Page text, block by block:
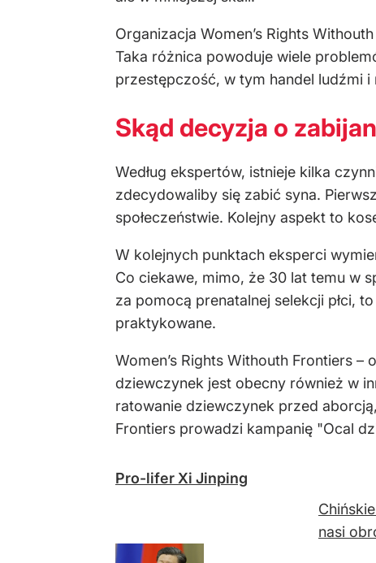
Organizacja Women’s Rights
Taka różnica powoduje wiele
przestępczość, w tym handel ludźmi i
Skąd decyzja o
Według ekspertów, istnieje kilka
zdecydowaliby się zabić syna.
społeczeństwie. Kolejny aspekt to
W kolejnych punktach eksperci
Co ciekawe, mimo, że 30 lat temu w
za pomocą prenatalnej selekcji płci,
praktykowane.
Women’s Rights Withouth Frontiers
dziewczynek jest obecny również w
ratowanie dziewczynek przed
Frontiers prowadzi kampanię "Ocal
Pro-lifer Xi Jinping
nasi